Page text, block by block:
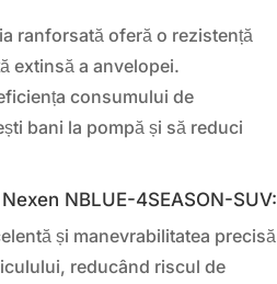
ranforsată oferă o rezistență
extinsă a anvelopei.
consumului de
bani la pompă și să reduci
NBLUE-4SEASON-SUV:
și manevrabilitatea precisă
reducând riscul de